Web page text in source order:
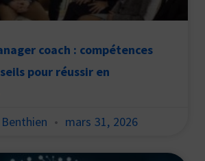
coach : compétences
pour réussir en
mars 31, 2026